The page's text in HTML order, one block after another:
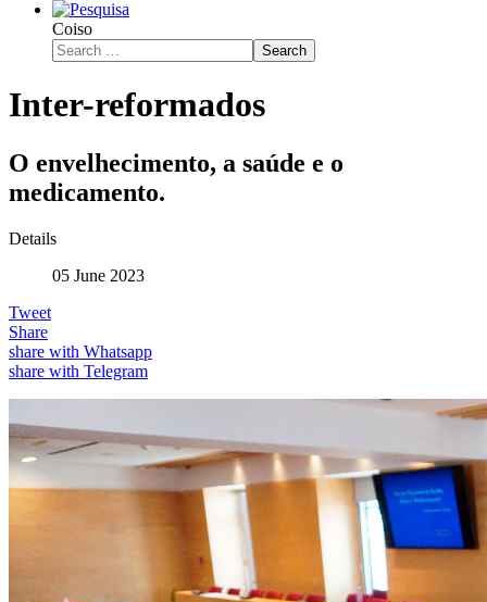
Coiso
Search
Inter-reformados
O envelhecimento, a saúde e o
medicamento.
Details
05 June 2023
Tweet
Share
share with Whatsapp
share with Telegram